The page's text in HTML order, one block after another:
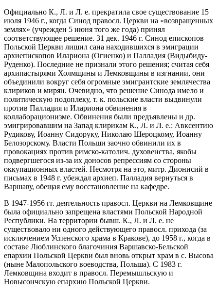
Официально К., Л. и Л. е. прекратила свое существование 15
июля 1946 г., когда Синод правосл. Церкви на «возвращенных
землях» (учрежден 5 июня того же года) принял
соответствующее решение. 31 дек. 1946 г. Синод епископов
Польской Церкви лишил сана находившихся в эмиграции
архиепископов Илариона (Огиенко) и Палладия (Видыбиду-
Руденко). Последние не признали этого решения; считая себя
архипастырями Холмщины и Лемковщины в изгнании, они
объединили вокруг себя огромные эмигрантские землячества
клириков и мирян. Очевидно, что решение Синода имело и
политическую подоплеку, т. к. польские власти выдвинули
против Палладия и Илариона обвинения в
коллаборационизме. Обвинения были предъявлены и др.
эмигрировавшим на Запад клирикам К., Л. и Л. е.: Авксентию
Рудикову, Иоанну Сидоруку, Николаю Шероцкому, Иоанну
Белозорскому. Власти Польши заочно обвинили их в
провокациях против римско-католич. духовенства, якобы
подвергшегося из-за их доносов репрессиям со стороны
оккупационных властей. Несмотря на это, митр. Дионисий в
письмах в 1948 г. убеждал архиеп. Палладия вернуться в
Варшаву, обещая ему восстановление на кафедре.
В 1947-1956 гг. деятельность правосл. Церкви на Лемковщине
была официально запрещена властями Польской Народной
Республики. На территории бывш. К., Л. и Л. е. не
существовало ни одного действующего правосл. прихода (за
исключением Успенского храма в Кракове), до 1958 г., когда в
составе Люблинского благочиния Варшавско-Бельской
епархии Польской Церкви был вновь открыт храм в с. Высова
(ныне Малопольского воеводства, Польша). С 1983 г.
Лемковщина входит в правосл. Перемышльскую и
Новысончскую епархию Польской Церкви.